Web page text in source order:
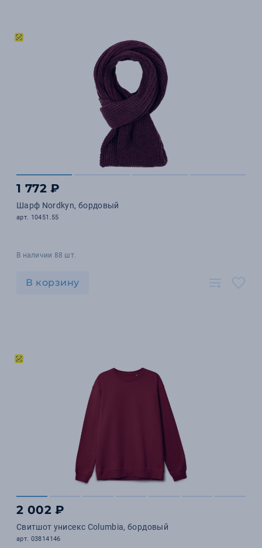
1 772 ₽
Шарф Nordkyn, бордовый
арт. 10451.55
В наличии 88 шт.
В корзину
2 002 ₽
Свитшот унисекс Columbia, бордовый
арт. 03814146